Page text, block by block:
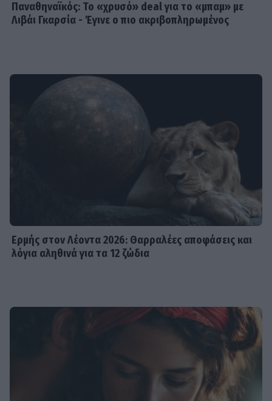
Παναθηναϊκός: Το «χρυσό» deal για το «μπαμ» με
Λιβάι Γκαρσία - Έγινε ο πιο ακριβοπληρωμένος
Ερμής στον Λέοντα 2026: Θαρραλέες αποφάσεις και
λόγια αληθινά για τα 12 ζώδια